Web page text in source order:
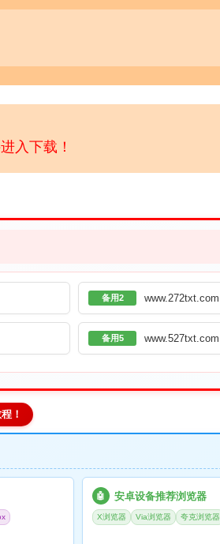
入下载！
备用2 www.272txt.com
备用5 www.527txt.com
！
🤖 安卓设备推荐浏览器
X浏览器 Via浏览器 夸克浏览器